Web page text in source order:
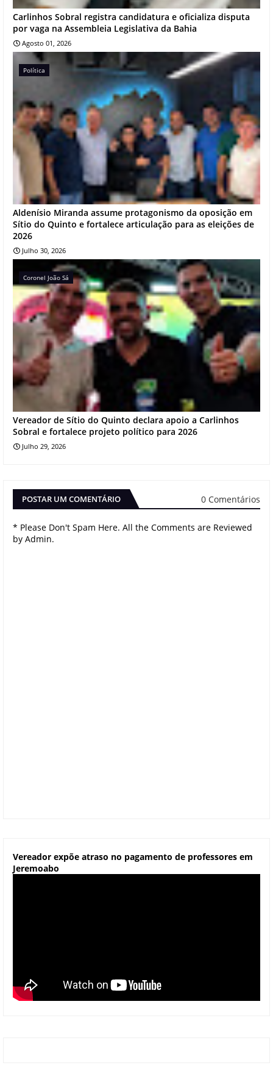
Carlinhos Sobral registra candidatura e oficializa disputa
por vaga na Assembleia Legislativa da Bahia
Agosto 01, 2026
Política
Aldenísio Miranda assume protagonismo da oposição em
Sítio do Quinto e fortalece articulação para as eleições de
2026
Julho 30, 2026
Coronel João Sá
Vereador de Sítio do Quinto declara apoio a Carlinhos
Sobral e fortalece projeto político para 2026
Julho 29, 2026
POSTAR UM COMENTÁRIO 0 Comentários
* Please Don't Spam Here. All the Comments are Reviewed
by Admin.
Vereador expõe atraso no pagamento de professores em
Jeremoabo